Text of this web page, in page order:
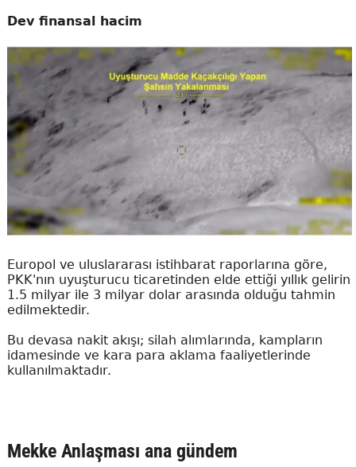
Dev finansal hacim
Europol ve uluslararası istihbarat raporlarına göre,
PKK'nın uyuşturucu ticaretinden elde ettiği yıllık gelirin
1.5 milyar ile 3 milyar dolar arasında olduğu tahmin
edilmektedir.
Bu devasa nakit akışı; silah alımlarında, kampların
idamesinde ve kara para aklama faaliyetlerinde
kullanılmaktadır.
Mekke Anlaşması ana gündem